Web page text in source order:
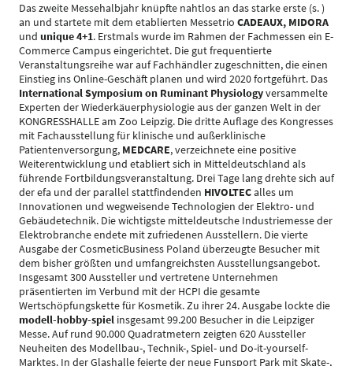
Das zweite Messehalbjahr knüpfte nahtlos an das starke erste (s. )
an und startete mit dem etablierten Messetrio CADEAUX, MIDORA
und unique 4+1. Erstmals wurde im Rahmen der Fachmessen ein E-
Commerce Campus eingerichtet. Die gut frequentierte
Veranstaltungsreihe war auf Fachhändler zugeschnitten, die einen
Einstieg ins Online-Geschäft planen und wird 2020 fortgeführt. Das
International Symposium on Ruminant Physiologyversammelte
Experten der Wiederkäuerphysiologie aus der ganzen Welt in der
KONGRESSHALLE am Zoo Leipzig. Die dritte Auflage des Kongresses
mit Fachausstellung für klinische und außerklinische
Patientenversorgung, MEDCARE, verzeichnete eine positive
Weiterentwicklung und etabliert sich in Mitteldeutschland als
führende Fortbildungsveranstaltung. Drei Tage lang drehte sich auf
der efa und der parallel stattfindenden HIVOLTECalles um
Innovationen und wegweisende Technologien der Elektro- und
Gebäudetechnik. Die wichtigste mitteldeutsche Industriemesse der
Elektrobranche endete mit zufriedenen Ausstellern. Die vierte
Ausgabe der CosmeticBusiness Poland überzeugte Besucher mit
dem bisher größten und umfangreichsten Ausstellungsangebot.
Insgesamt 300 Aussteller und vertretene Unternehmen
präsentierten im Verbund mit der HCPI die gesamte
Wertschöpfungskette für Kosmetik. Zu ihrer 24. Ausgabe lockte die
modell-hobby-spiel insgesamt 99.200 Besucher in die Leipziger
Messe. Auf rund 90.000 Quadratmetern zeigten 620 Aussteller
Neuheiten des Modellbau-, Technik-, Spiel- und Do-it-yourself-
Marktes. In der Glashalle feierte der neue Funsport Park mit Skate-,